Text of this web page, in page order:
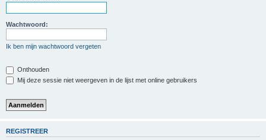
Wachtwoord:
Ik ben mijn wachtwoord vergeten
Onthouden
Mij deze sessie niet weergeven in de lijst met online gebruikers
REGISTREER